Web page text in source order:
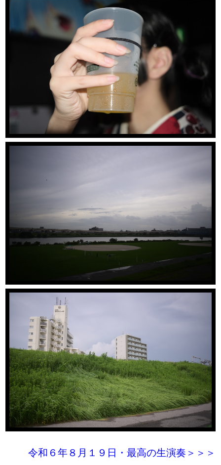
令和６年８月１９日・最高の生演奏＞＞＞